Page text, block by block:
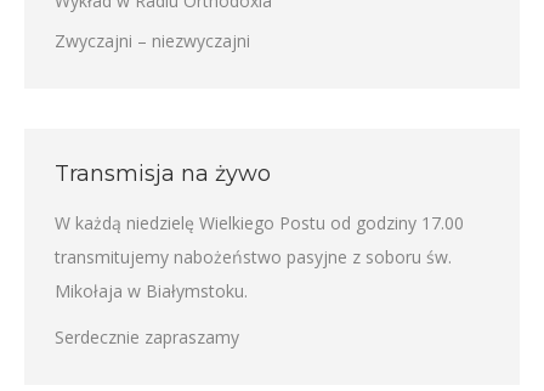
Zwyczajni – niezwyczajni
Transmisja na żywo
W każdą niedzielę Wielkiego Postu od godziny 17.00
transmitujemy nabożeństwo pasyjne z soboru św.
Mikołaja w Białymstoku.
Serdecznie zapraszamy